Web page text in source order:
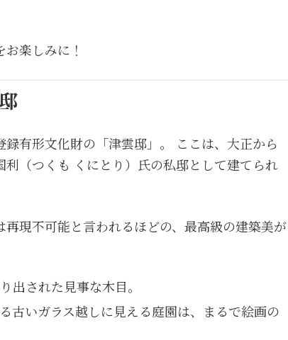
楽しみに！
有形文化財の「津雲邸」。 ここは、大正から
（つくも くにとり）氏の私邸として建てられ
現不可能と言われるほどの、最高級の建築美が
出された見事な木目。
古いガラス越しに見える庭園は、まるで絵画の